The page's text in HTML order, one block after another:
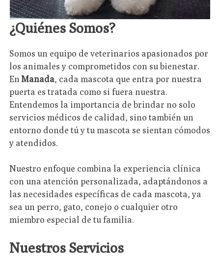
¿Quiénes Somos?
Somos un equipo de veterinarios apasionados por
los animales y comprometidos con su bienestar.
EnManada, cada mascota que entra por nuestra
puerta es tratada como si fuera nuestra.
Entendemos la importancia de brindar no solo
servicios médicos de calidad, sino también un
entorno donde tú y tu mascota se sientan cómodos
y atendidos.
Nuestro enfoque combina la experiencia clínica
con una atención personalizada, adaptándonos a
las necesidades específicas de cada mascota, ya
sea un perro, gato, conejo o cualquier otro
miembro especial de tu familia.
Nuestros Servicios